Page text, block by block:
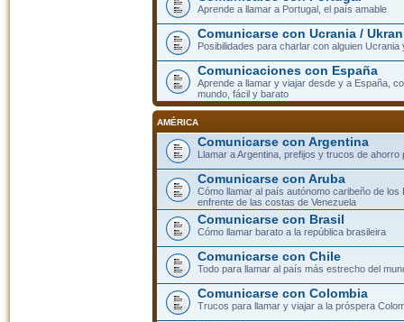
Aprende a llamar a Portugal, el país amable
Comunicarse con Ucrania /
Posibilidades para charlar con alguien Ucrania
Comunicaciones con España
Aprende a llamar y viajar desde y a España,
mundo, fácil y barato
AMÉRICA
Comunicarse con Argentina
Llamar a Argentina, prefijos y trucos de ahorro
Comunicarse con Aruba
Cómo llamar al país autónomo caribeño de los
enfrente de las costas de Venezuela
Comunicarse con Brasil
Cómo llamar barato a la república brasileira
Comunicarse con Chile
Todo para llamar al país más estrecho del
Comunicarse con Colombia
Trucos para llamar y viajar a la próspera